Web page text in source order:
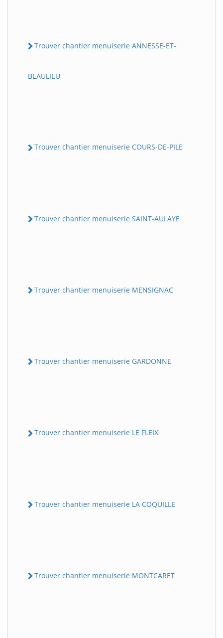
Trouver chantier menuiserie ANNESSE-ET-
BEAULIEU
Trouver chantier menuiserie COURS-DE-PILE
Trouver chantier menuiserie SAINT-AULAYE
Trouver chantier menuiserie MENSIGNAC
Trouver chantier menuiserie GARDONNE
Trouver chantier menuiserie LE FLEIX
Trouver chantier menuiserie LA COQUILLE
Trouver chantier menuiserie MONTCARET